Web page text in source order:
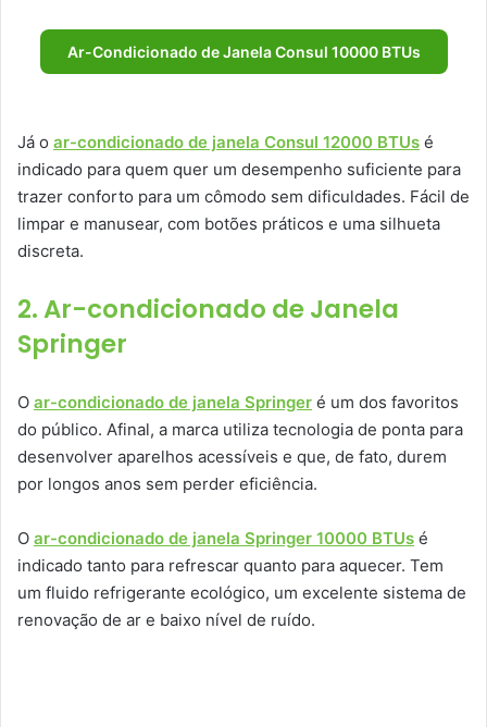
Ar-Condicionado de Janela Consul 10000 BTUs
Já o ar-condicionado de janela Consul 12000 BTUs é
indicado para quem quer um desempenho suficiente para
trazer conforto para um cômodo sem dificuldades. Fácil de
limpar e manusear, com botões práticos e uma silhueta
discreta.
2. Ar-condicionado de Janela
Springer
O ar-condicionado de janela Springer é um dos favoritos
do público. Afinal, a marca utiliza tecnologia de ponta para
desenvolver aparelhos acessíveis e que, de fato, durem
por longos anos sem perder eficiência.
O ar-condicionado de janela Springer 10000 BTUs é
indicado tanto para refrescar quanto para aquecer. Tem
um fluido refrigerante ecológico, um excelente sistema de
renovação de ar e baixo nível de ruído.